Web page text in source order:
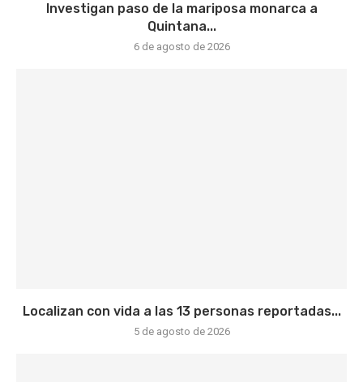
Investigan paso de la mariposa monarca a
Quintana...
6 de agosto de 2026
Localizan con vida a las 13 personas reportadas...
5 de agosto de 2026